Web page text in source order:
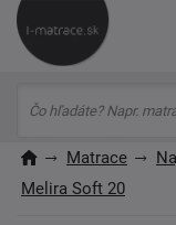
Matrace
Melira Soft 20